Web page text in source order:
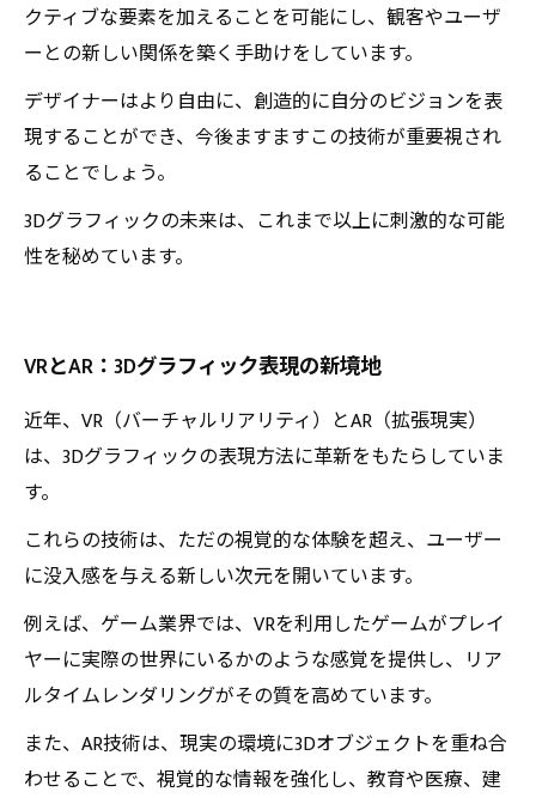
クティブな要素を加えることを可能にし、観客やユーザ
ーとの新しい関係を築く手助けをしています。
デザイナーはより自由に、創造的に自分のビジョンを表
現することができ、今後ますますこの技術が重要視され
ることでしょう。
3Dグラフィックの未来は、これまで以上に刺激的な可能
性を秘めています。
VRとAR：3Dグラフィック表現の新境地
近年、VR（バーチャルリアリティ）とAR（拡張現実）
は、3Dグラフィックの表現方法に革新をもたらしていま
す。
これらの技術は、ただの視覚的な体験を超え、ユーザー
に没入感を与える新しい次元を開いています。
例えば、ゲーム業界では、VRを利用したゲームがプレイ
ヤーに実際の世界にいるかのような感覚を提供し、リア
ルタイムレンダリングがその質を高めています。
また、AR技術は、現実の環境に3Dオブジェクトを重ね合
わせることで、視覚的な情報を強化し、教育や医療、建